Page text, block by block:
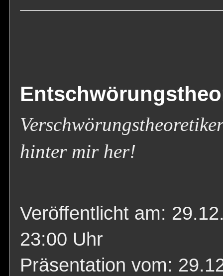
hinter mir her!
Veröffentlicht am:
23:00 Uhr
Präsentation vom: